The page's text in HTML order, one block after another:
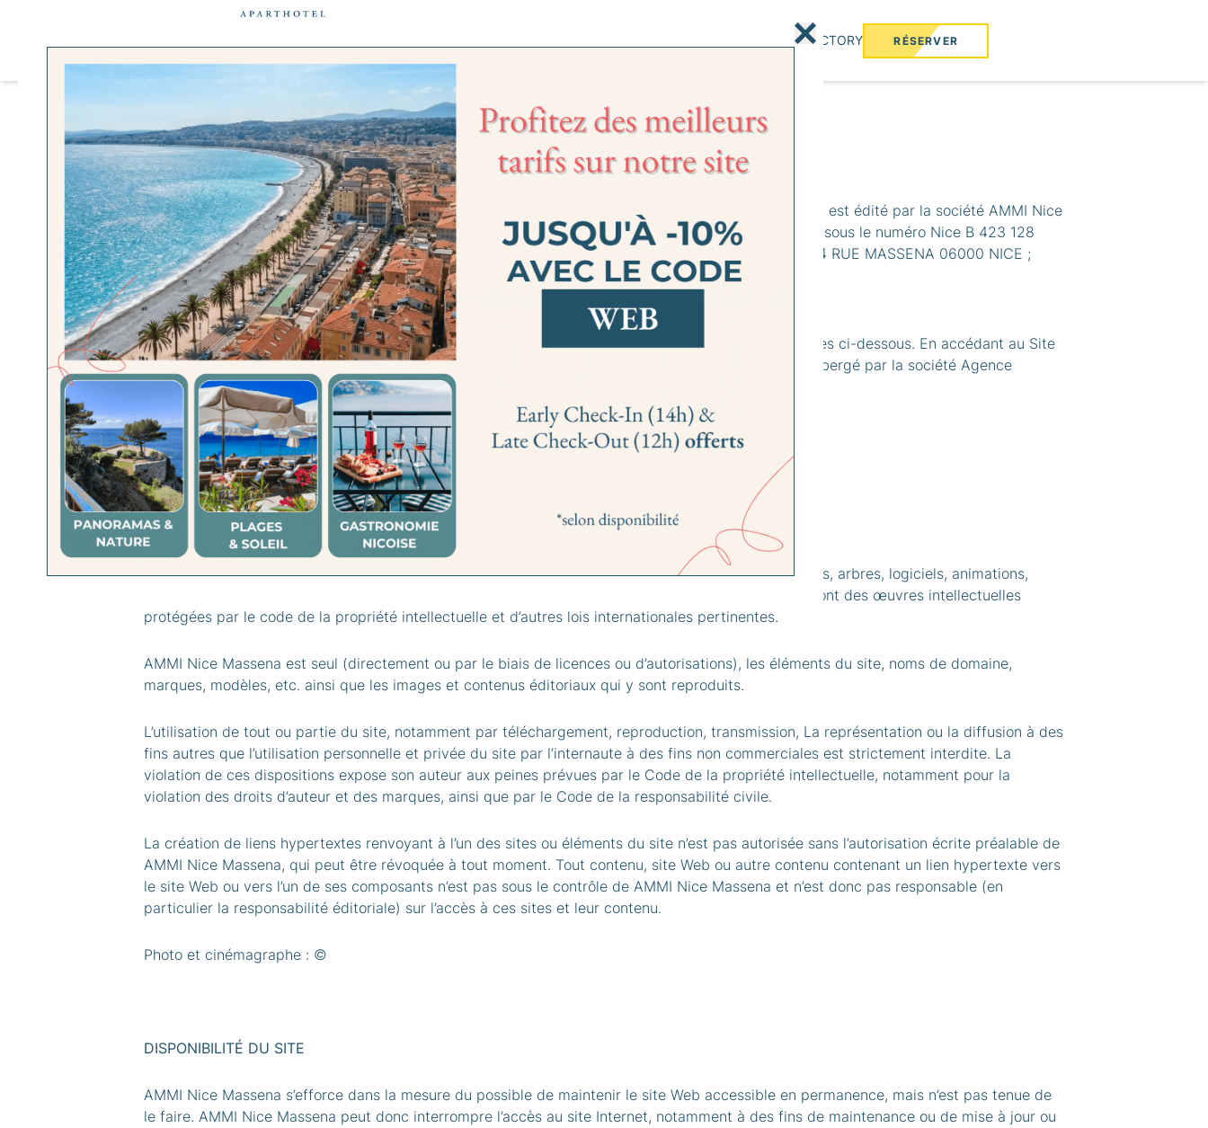
ROOM DIRECTORY RÉSERVER
MENTIONS LÉGALES
ÉDITEUR
Le Site, accessible notamment à l'adresse https://www.amminicemassena.com (ci-après : le " Site "), est édité par la société AMMI Nice
Massena, société de droit français, immatriculée au Registre du Commerce et des Sociétés de Paris sous le numéro Nice B 423 128
966 ; numéro de TVA FR96423128966, au capital social de 10000€, dont le siège social est situé à 4 RUE MASSENA 06000 NICE ;
numéro de téléphone +33 4 93 82 10 05 (ci-après : " AMMI Nice Massena ").
L'accès au site et l'utilisation de son contenu se font dans le cadre des conditions d'utilisation décrites ci-dessous. En accédant au Site
et en naviguant sur celui-ci, l'internaute accepte sans réserve les mentions suivantes : Le site est hébergé par la société Agence
WEBCOM, 22 rue Larrey - 75005 Paris ; numéro de téléphone : +33 (0)1 83 56 95 62.
Site officiel : www.agencewebcom.com
PROPRIÉTÉ INTELLECTUELLE
Le site dans son ensemble ainsi que tous les éléments qui le composent (notamment textes, schémas, arbres, logiciels, animations,
images, photographies, illustrations, vidéos, représentations graphiques ou éditoriales, logos, etc.) sont des œuvres intellectuelles
protégées par le code de la propriété intellectuelle et d’autres lois internationales pertinentes.
AMMI Nice Massena est seul (directement ou par le biais de licences ou d’autorisations), les éléments du site, noms de domaine,
marques, modèles, etc. ainsi que les images et contenus éditoriaux qui y sont reproduits.
L’utilisation de tout ou partie du site, notamment par téléchargement, reproduction, transmission, La représentation ou la diffusion à des
fins autres que l’utilisation personnelle et privée du site par l’internaute à des fins non commerciales est strictement interdite. La
violation de ces dispositions expose son auteur aux peines prévues par le Code de la propriété intellectuelle, notamment pour la
violation des droits d’auteur et des marques, ainsi que par le Code de la responsabilité civile.
La création de liens hypertextes renvoyant à l’un des sites ou éléments du site n’est pas autorisée sans l’autorisation écrite préalable de
AMMI Nice Massena, qui peut être révoquée à tout moment. Tout contenu, site Web ou autre contenu contenant un lien hypertexte vers
le site Web ou vers l’un de ses composants n’est pas sous le contrôle de AMMI Nice Massena et n’est donc pas responsable (en
particulier la responsabilité éditoriale) sur l’accès à ces sites et leur contenu.
Photo et cinémagraphe : ©
DISPONIBILITÉ DU SITE
AMMI Nice Massena s’efforce dans la mesure du possible de maintenir le site Web accessible en permanence, mais n’est pas tenue de
le faire. AMMI Nice Massena peut donc interrompre l’accès au site Internet, notamment à des fins de maintenance ou de mise à jour ou